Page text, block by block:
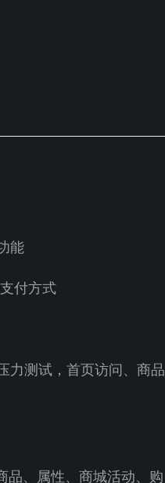
能
付方式
力测试，首页访问、商品
品、属性、商城活动、购